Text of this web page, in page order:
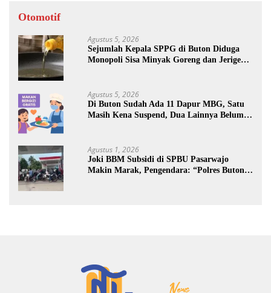
Otomotif
Agustus 5, 2026
Sejumlah Kepala SPPG di Buton Diduga
Monopoli Sisa Minyak Goreng dan Jerigen
Agustus 5, 2026
Di Buton Sudah Ada 11 Dapur MBG, Satu
Masih Kena Suspend, Dua Lainnya Belum
Agustus 1, 2026
Joki BBM Subsidi di SPBU Pasarwajo
Makin Marak, Pengendara: “Polres Buton